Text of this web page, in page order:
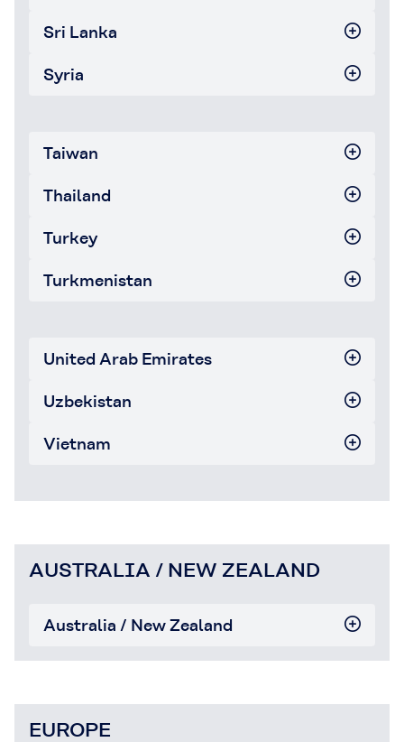
Sri Lanka
Syria
Taiwan
Thailand
Turkey
Turkmenistan
United Arab Emirates
Uzbekistan
Vietnam
AUSTRALIA / NEW ZEALAND
Australia / New Zealand
EUROPE